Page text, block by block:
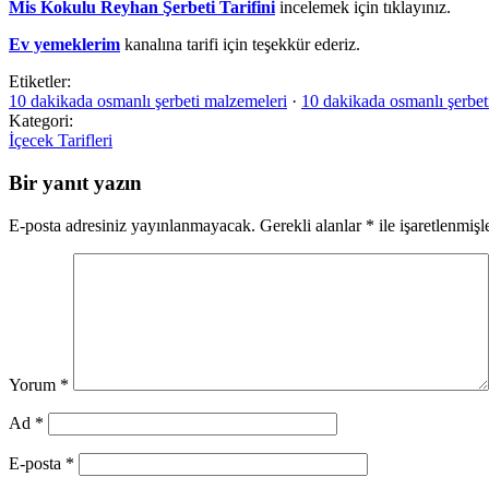
Mis Kokulu Reyhan Şerbeti Tarifini incelemek için tıklayınız.
Ev yemeklerim kanalına tarifi için teşekkür ederiz.
Etiketler:
10 dakikada osmanlı şerbeti malzemeleri · 10 dakikada osmanlı
Kategori:
İçecek Tarifleri
Bir yanıt yazın
E-posta adresiniz yayınlanmayacak. Gerekli alanlar * ile
Yorum *
Ad *
E-posta *